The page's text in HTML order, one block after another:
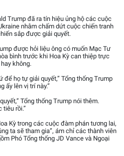
Trump đã ra tín hiệu ủng hộ các cuộc
nhằm chấm dứt cuộc chiến tranh
sắp được giải quyết.
được hỏi liệu ông có muốn Mạc Tư
bình trước khi Hoa Kỳ can thiệp trực
không.
để họ tự giải quyết,” Tổng thống Trump
ấy lên vị trí này.”
Tổng thống Trump nói thêm.
tiêu rồi.”
Kỳ trong các cuộc đàm phán tương lai,
ta sẽ tham gia”, ám chỉ các thành viên
Phó Tổng thống JD Vance và Ngoại